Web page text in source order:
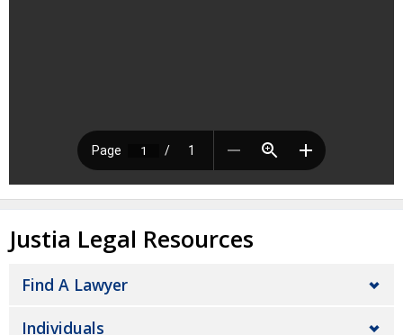
Justia Legal Resources
Find A Lawyer
Individuals